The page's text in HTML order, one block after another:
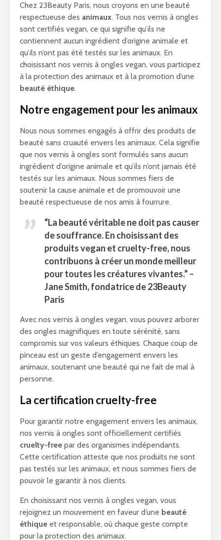
Chez 23Beauty Paris, nous croyons en une beauté
respectueuse des animaux. Tous nos vernis à ongles
sont certifiés vegan, ce qui signifie qu’ils ne
contiennent aucun ingrédient d’origine animale et
qu’ils n’ont pas été testés sur les animaux. En
choisissant nos vernis à ongles vegan, vous participez
à la protection des animaux et à la promotion d’une
beauté éthique.
Notre engagement pour les animaux
Nous nous sommes engagés à offrir des produits de
beauté sans cruauté envers les animaux. Cela signifie
que nos vernis à ongles sont formulés sans aucun
ingrédient d’origine animale et qu’ils n’ont jamais été
testés sur les animaux. Nous sommes fiers de
soutenir la cause animale et de promouvoir une
beauté respectueuse de nos amis à fourrure.
“La beauté véritable ne doit pas causer
de souffrance. En choisissant des
produits vegan et cruelty-free, nous
contribuons à créer un monde meilleur
pour toutes les créatures vivantes.” –
Jane Smith, fondatrice de 23Beauty
Paris
Avec nos vernis à ongles vegan, vous pouvez arborer
des ongles magnifiques en toute sérénité, sans
compromis sur vos valeurs éthiques. Chaque coup de
pinceau est un geste d’engagement envers les
animaux, soutenant une beauté qui ne fait de mal à
personne.
La certification cruelty-free
Pour garantir notre engagement envers les animaux,
nos vernis à ongles sont officiellement certifiés
cruelty-free par des organismes indépendants.
Cette certification atteste que nos produits ne sont
pas testés sur les animaux, et nous sommes fiers de
pouvoir le garantir à nos clients.
En choisissant nos vernis à ongles vegan, vous
rejoignez un mouvement en faveur d’une beauté
éthique et responsable, où chaque geste compte
pour la protection des animaux.